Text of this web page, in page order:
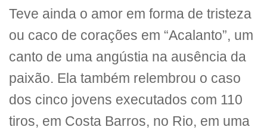
Teve ainda o amor em forma de tristeza
ou caco de corações em “Acalanto”, um
canto de uma angústia na ausência da
paixão. Ela também relembrou o caso
dos cinco jovens executados com 110
tiros, em Costa Barros, no Rio, em uma